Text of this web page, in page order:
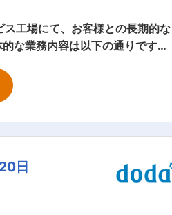
な業務内容は以下の通りです。
備の実施 ・各種用品の取り付
に携わることができ、自動車整備
可能なため、地元で安定した働
日